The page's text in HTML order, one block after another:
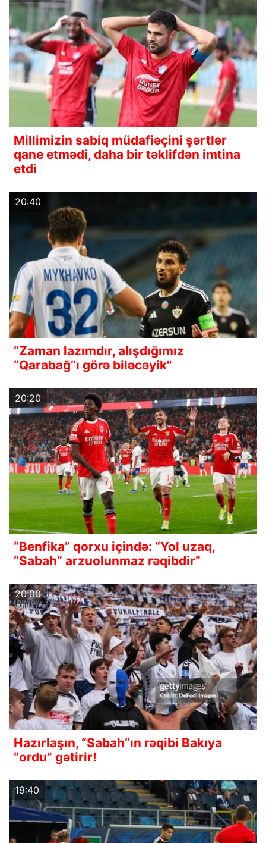
Millimizin sabiq müdafiəçini şərtlər
qane etmədi, daha bir təklifdən imtina
etdi
20:40
“Zaman lazımdır, alışdığımız
“Qarabağ”ı görə biləcəyik"
20:20
“Benfika” qorxu içində: “Yol uzaq,
”Sabah” arzuolunmaz rəqibdir”
20:00
Hazırlaşın, “Sabah”ın rəqibi Bakıya
“ordu” gətirir!
19:40